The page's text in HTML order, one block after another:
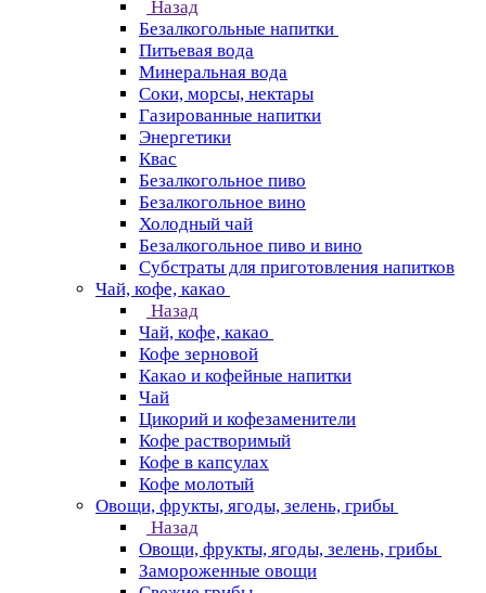
Назад
Безалкогольные напитки
Питьевая вода
Минеральная вода
Соки, морсы, нектары
Газированные напитки
Энергетики
Квас
Безалкогольное пиво
Безалкогольное вино
Холодный чай
Безалкогольное пиво и вино
Субстраты для приготовления напитков
Чай, кофе, какао
Назад
Чай, кофе, какао
Кофе зерновой
Какао и кофейные напитки
Чай
Цикорий и кофезаменители
Кофе растворимый
Кофе в капсулах
Кофе молотый
Овощи, фрукты, ягоды, зелень, грибы
Назад
Овощи, фрукты, ягоды, зелень, грибы
Замороженные овощи